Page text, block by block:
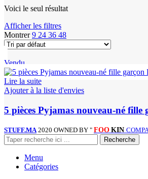
Voici le seul résultat
Afficher les filtres
Montrer9 24 36 48
Vendu
Lire la suite
Ajouter à la liste d'envies
5 pièces Pyjamas nouveau-né
STUFF.MA 2020 OWNED BY " FOO KIN
Recherche
Menu
Catégories